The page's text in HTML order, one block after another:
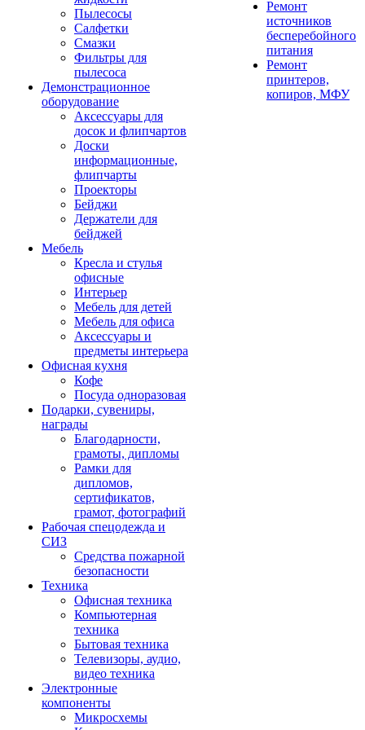
Пылесосы
Салфетки
Смазки
Фильтры для
пылесоса
Демонстрационное
оборудование
Аксессуары для
досок и флипчартов
Доски
информационные,
флипчарты
Проекторы
Бейджи
Держатели для
бейджей
Мебель
Кресла и стулья
офисные
Интерьер
Мебель для детей
Мебель для офиса
Аксессуары и
предметы интерьера
Офисная кухня
Кофе
Посуда одноразовая
Подарки, сувениры,
награды
Благодарности,
грамоты, дипломы
Рамки для
дипломов,
сертификатов,
грамот, фотографий
Рабочая спецодежда и
СИЗ
Средства пожарной
безопасности
Техника
Офисная техника
Компьютерная
техника
Бытовая техника
Телевизоры, аудио,
видео техника
Электронные
компоненты
Микросхемы
Ремонт
источников
бесперебойного
питания
Ремонт
принтеров,
копиров, МФУ